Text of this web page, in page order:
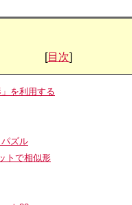
[目次]
」を利用する
ズル
トで相似形